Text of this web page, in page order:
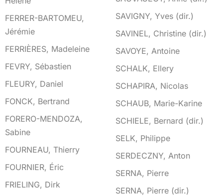
FERRER-BARTOMEU,
Jérémie
FERRIÈRES, Madeleine
FEVRY, Sébastien
FLEURY, Daniel
FONCK, Bertrand
FORERO-MENDOZA,
Sabine
FOURNEAU, Thierry
FOURNIER, Éric
FRIELING, Dirk
SAVIGNY, Yves (dir.)
SAVINEL, Christine (dir.)
SAVOYE, Antoine
SCHALK, Ellery
SCHAPIRA, Nicolas
SCHAUB, Marie-Karine
SCHIELE, Bernard (dir.)
SELK, Philippe
SERDECZNY, Anton
SERNA, Pierre
SERNA, Pierre (dir.)